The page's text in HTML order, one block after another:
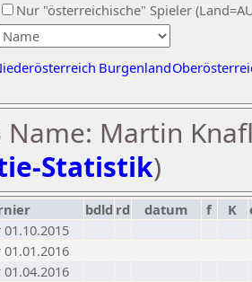
Nur "österreichische" Spieler
Burgenland
Name: Martin
Statistik)
bdld rd datum f K